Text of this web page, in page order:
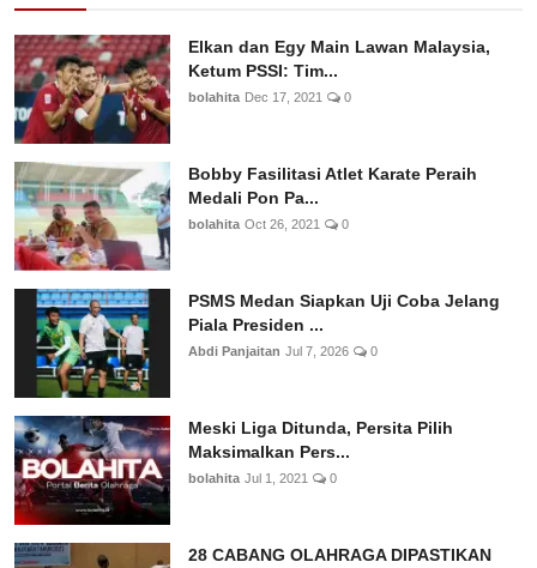
Elkan dan Egy Main Lawan Malaysia,
Ketum PSSI: Tim...
bolahita Dec 17, 2021 0
Bobby Fasilitasi Atlet Karate Peraih
Medali Pon Pa...
bolahita Oct 26, 2021 0
PSMS Medan Siapkan Uji Coba Jelang
Piala Presiden ...
Abdi Panjaitan Jul 7, 2026 0
Meski Liga Ditunda, Persita Pilih
Maksimalkan Pers...
bolahita Jul 1, 2021 0
28 CABANG OLAHRAGA DIPASTIKAN